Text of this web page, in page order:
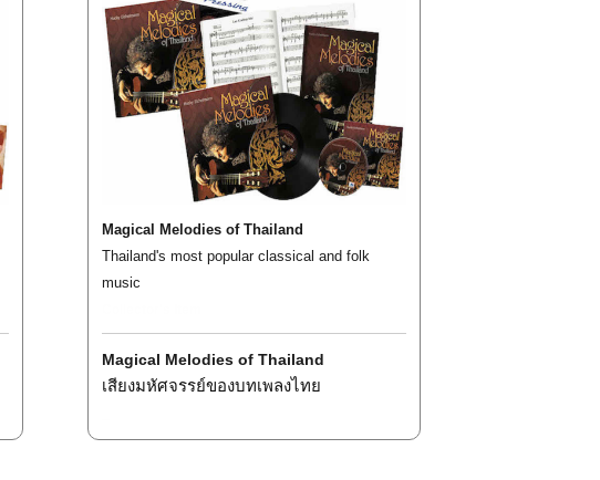
Magical Melodies of Thailand
Thailand's most popular classical and folk
music
Magical Melodies of Thailand
เสียงมหัศจรรย์ของบทเพลงไทย